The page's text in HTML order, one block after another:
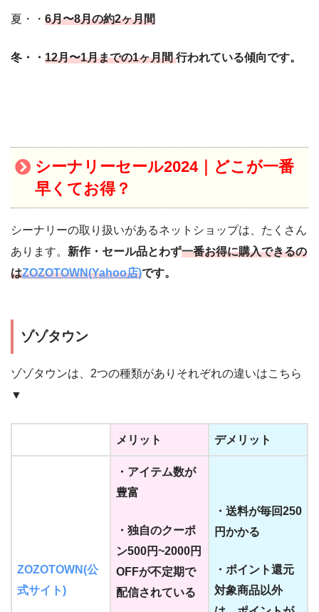
夏・・ 6月〜8月の約2ヶ月間
冬・・ 12月〜1月までの1ヶ月間行われている傾向です。
シーナリーセール2024｜
どこが一番
早くてお得？
シーナリーの取り扱いがあるネットショップは、たくさん
あります。 新作・セール品とわず一番お得に購入できるの
はZOZOTOWN(Yahoo店)です。
ゾゾタウン
ゾゾタウンは、2つの種類がありそれぞれの違いはこちら
▼
メリット デメリット
ZOZOTOWN(公
式サイト)
・アイテム数が
豊富
・独自のクーポ
ン500円~2000円
OFFが不定期で
配信されている
・送料が毎回250
円かかる
・ポイント還元
対象商品以外